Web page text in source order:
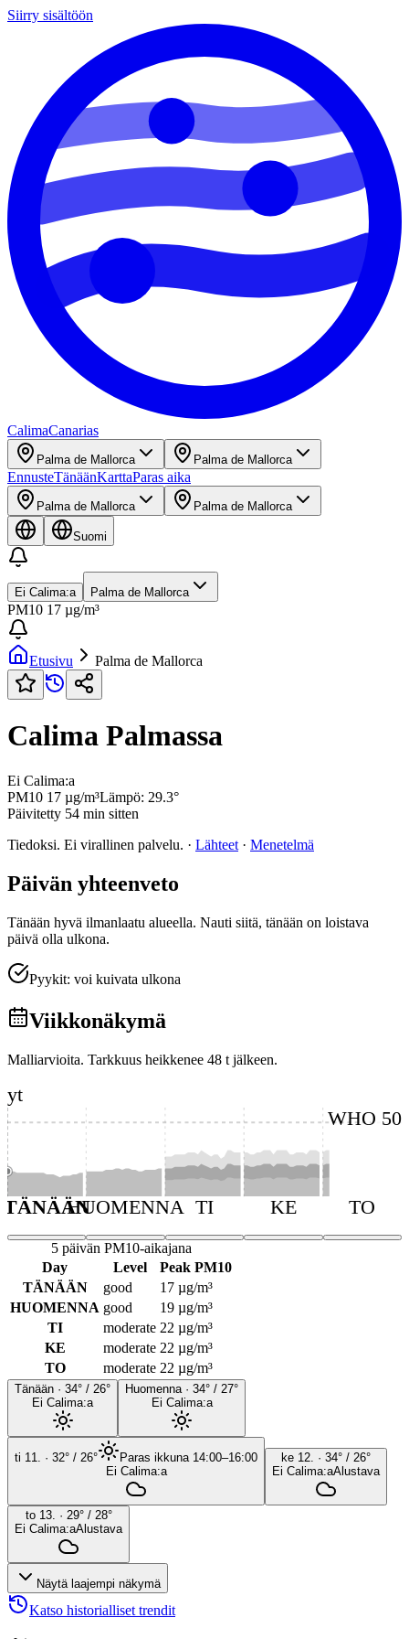
Siirry sisältöön
CalimaCanarias
Palma de Mallorca Palma de Mallorca
EnnusteTänäänKarttaParas aika
Palma de Mallorca Palma de Mallorca
Suomi
Ei Calima:a Palma de Mallorca
PM10 17 µg/m³
Etusivu Palma de Mallorca
Calima Palmassa
Ei Calima:a
PM10 17 µg/m³Lämpö: 29.3°
Päivitetty 54 min sitten
Tiedoksi. Ei virallinen palvelu. · Lähteet · Menetelmä
Päivän yhteenveto
Tänään hyvä ilmanlaatu alueella. Nauti siitä, tänään on loistava
päivä olla ulkona.
Pyykit: voi kuivata ulkona
Viikkonäkymä
Malliarvioita. Tarkkuus heikkenee 48 t jälkeen.
TÄNÄÄNHUOMENNA TI KE TO
WHO 50
5 päivän PM10-aikajana
Day
Level
Peak PM10
TÄNÄÄN
good 17 µg/m³
HUOMENNA good 19 µg/m³
TI
moderate 22 µg/m³
KE
moderate 22 µg/m³
TO
moderate 22 µg/m³
Tänään · 34° / 26°
Ei Calima:a
Huomenna · 34° / 27°
Ei Calima:a
ti 11. · 32° / 26°
Paras ikkuna 14:00–16:00
Ei Calima:a
ke 12. · 34° / 26°
Ei Calima:aAlustava
to 13. · 29° / 28°
Ei Calima:aAlustava
Näytä laajempi näkymä
Katso historialliset trendit